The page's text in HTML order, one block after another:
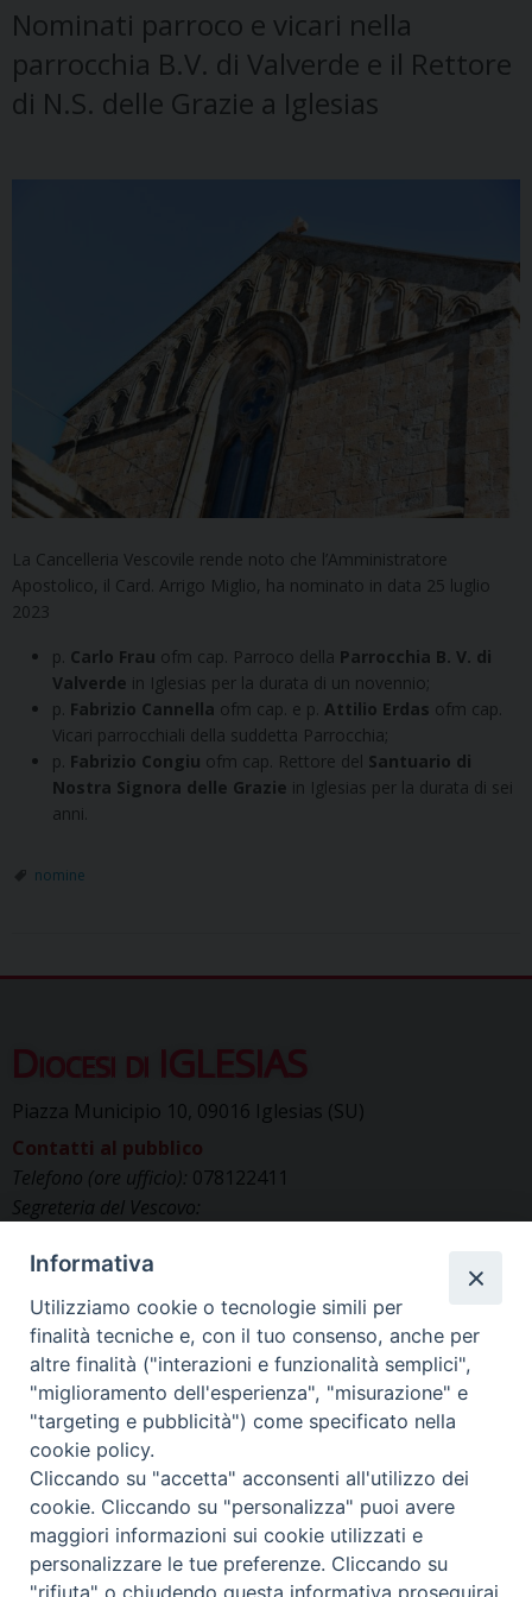
Nominati parroco e vicari nella
parrocchia B.V. di Valverde e il Rettore
di N.S. delle Grazie a Iglesias
La Cancelleria Vescovile rende noto che l’Amministratore
Apostolico, il Card. Arrigo Miglio, ha nominato in data 25 luglio
2023
p. Carlo Frau ofm cap. Parroco della Parrocchia B. V. di
Valverde in Iglesias per la durata di un novennio;
p. Fabrizio Cannella ofm cap. e p. Attilio Erdas ofm cap.
Vicari parrocchiali della suddetta Parrocchia;
p. Fabrizio Congiu ofm cap. Rettore del Santuario di
Nostra Signora delle Grazie in Iglesias per la durata di sei
anni.
nomine
Diocesi di IGLESIAS
Piazza Municipio 10, 09016 Iglesias (SU)
Contatti al pubblico
Telefono (ore ufficio): 078122411
Segreteria del Vescovo:
Uffici di Curia:curia_iglesias@libero.it
Cancelleria (richiesta documenti):
canc.curia.iglesias@tiscali.it
Comunicazione & media (ufficio stampa):
ucs.iglesias@gmail.com
Informativa
Utilizziamo cookie o tecnologie simili per
finalità tecniche e, con il tuo consenso, anche per
altre finalità ("interazioni e funzionalità semplici",
"miglioramento dell'esperienza", "misurazione" e
"targeting e pubblicità") come specificato nella
cookie policy.
Cliccando su "accetta" acconsenti all'utilizzo dei
cookie. Cliccando su "personalizza" puoi avere
maggiori informazioni sui cookie utilizzati e
personalizzare le tue preferenze. Cliccando su